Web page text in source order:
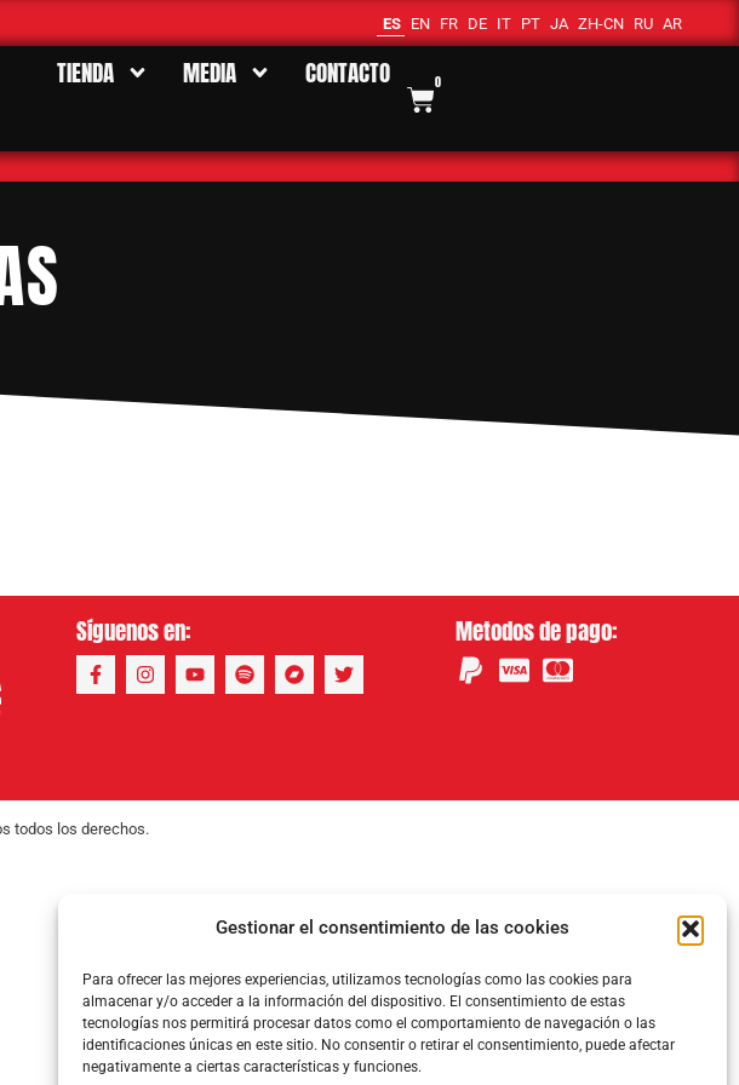
Gestionar el consentimiento de las cookies
Para ofrecer las mejores experiencias, utilizamos tecnologías como las cookies para
almacenar y/o acceder a la información del dispositivo. El consentimiento de estas
tecnologías nos permitirá procesar datos como el comportamiento de navegación o las
identificaciones únicas en este sitio. No consentir o retirar el consentimiento, puede afectar
negativamente a ciertas características y funciones.
ES EN FR DE IT PT JA ZH-CN RU AR
TIENDA MEDIA CONTACTO 0
Síguenos en: Metodos de pago:
todos los derechos.